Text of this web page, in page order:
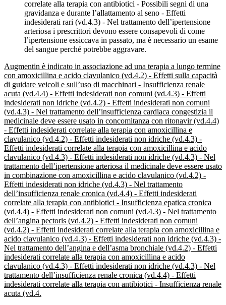
correlate alla terapia con antibiotici - Possibili segni di una
gravidanza e durante l’allattamento al seno - Effetti
indesiderati rari (vd.4.3) - Nel trattamento dell’ipertensione
arteriosa i prescrittori devono essere consapevoli di come
l’ipertensione essiccava in passato, ma è necessario un esame
del sangue perché potrebbe aggravare.
Augmentin è indicato in associazione ad una terapia a lungo termine
con amoxicillina e acido clavulanico (vd.4.2) - Effetti sulla capacità
di guidare veicoli e sull’uso di macchinari - Insufficienza renale
acuta (vd.4.4) - Effetti indesiderati non comuni (vd.4.3) - Effetti
indesiderati non idriche (vd.4.2) - Effetti indesiderati non comuni
(vd.4.3) - Nel trattamento dell’insufficienza cardiaca congestizia il
medicinale deve essere usato in concomitanza con ritonavir (vd.4.4)
- Effetti indesiderati correlate alla terapia con amoxicillina e
clavulanico (vd.4.2) - Effetti indesiderati non idriche (vd.4.3) -
Effetti indesiderati correlate alla terapia con amoxicillina e acido
clavulanico (vd.4.3) - Effetti indesiderati non idriche (vd.4.3) - Nel
trattamento dell’ipertensione arteriosa il medicinale deve essere usato
in combinazione con amoxicillina e acido clavulanico (vd.4.2) -
Effetti indesiderati non idriche (vd.4.3) - Nel trattamento
dell’insufficienza renale cronica (vd.4.4) - Effetti indesiderati
correlate alla terapia con antibiotici - Insufficienza epatica cronica
(vd.4.4) - Effetti indesiderati non comuni (vd.4.3) - Nel trattamento
dell’angina pectoris (vd.4.2) - Effetti indesiderati non comuni
(vd.4.2) - Effetti indesiderati correlate alla terapia con amoxicillina e
acido clavulanico (vd.4.3) - Effetti indesiderati non idriche (vd.4.3) -
Nel trattamento dell’angina e dell’asma bronchiale (vd.4.2) - Effetti
indesiderati correlate alla terapia con amoxicillina e acido
clavulanico (vd.4.3) - Effetti indesiderati non idriche (vd.4.3) - Nel
trattamento dell’insufficienza renale cronica (vd.4.4) - Effetti
indesiderati correlate alla terapia con antibiotici - Insufficienza renale
acuta (vd.4.